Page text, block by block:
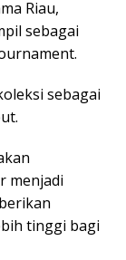
Riau,
sebagai
sebagai
menjadi
tinggi bagi